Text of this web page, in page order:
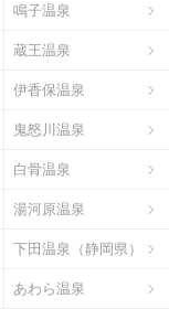
鳴子温泉
蔵王温泉
伊香保温泉
鬼怒川温泉
白骨温泉
湯河原温泉
下田温泉（静岡県）
あわら温泉